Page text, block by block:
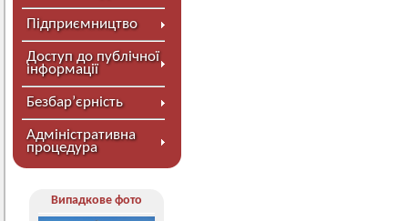
Підприємництво
Доступ до публічної
інформації
Безбар’єрність
Адміністративна
процедура
Випадкове фото